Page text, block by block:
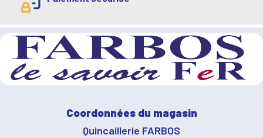
Coordonnées du magasin
Quincaillerie FARBOS